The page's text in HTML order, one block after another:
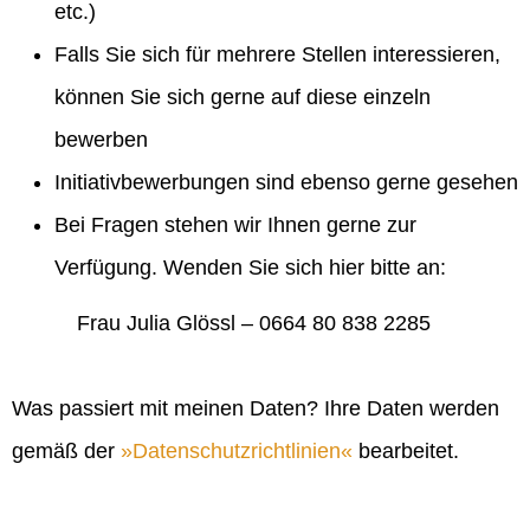
etc.)
Falls Sie sich für mehrere Stellen interessieren,
können Sie sich gerne auf diese einzeln
bewerben
Initiativbewerbungen sind ebenso gerne gesehen
Bei Fragen stehen wir Ihnen gerne zur
Verfügung. Wenden Sie sich hier bitte an:
Frau Julia Glössl – 0664 80 838 2285
Was passiert mit meinen Daten? Ihre Daten werden
gemäß der
Datenschutzrichtlinien bearbeitet.